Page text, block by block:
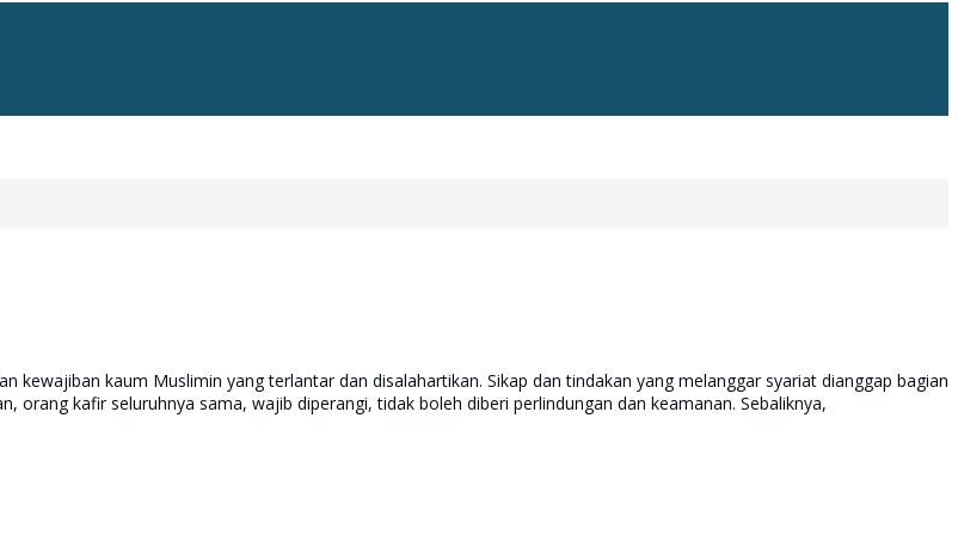
kewajiban kaum Muslimin yang terlantar dan disalahartikan. Sikap dan tindakan yang melanggar syariat dianggap bagian
orang kafir seluruhnya sama, wajib diperangi, tidak boleh diberi perlindungan dan keamanan. Sebaliknya,